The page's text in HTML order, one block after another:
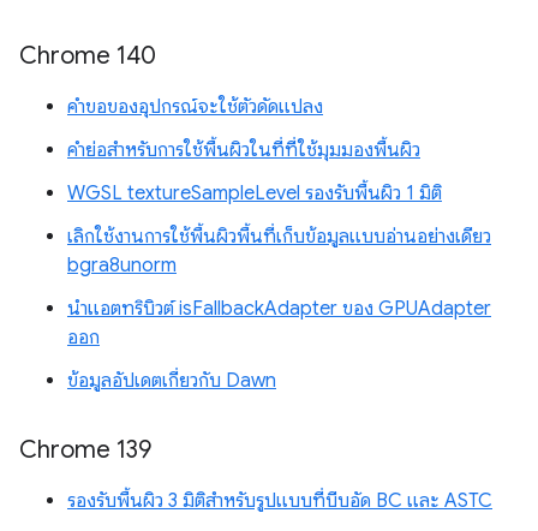
Chrome 140
คำขอของอุปกรณ์จะใช้ตัวดัดแปลง
คำย่อสำหรับการใช้พื้นผิวในที่ที่ใช้มุมมองพื้นผิว
WGSL textureSampleLevel รองรับพื้นผิว 1 มิติ
เลิกใช้งานการใช้พื้นผิวพื้นที่เก็บข้อมูลแบบอ่านอย่างเดียว
bgra8unorm
นำแอตทริบิวต์ isFallbackAdapter ของ GPUAdapter
ออก
ข้อมูลอัปเดตเกี่ยวกับ Dawn
Chrome 139
รองรับพื้นผิว 3 มิติสำหรับรูปแบบที่บีบอัด BC และ ASTC